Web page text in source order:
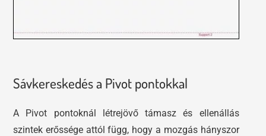
Sávkereskedés a Pivot pontokkal
A Pivot pontoknál létrejövő támasz és ellenállás
szintek erőssége attól függ, hogy a mozgás hányszor